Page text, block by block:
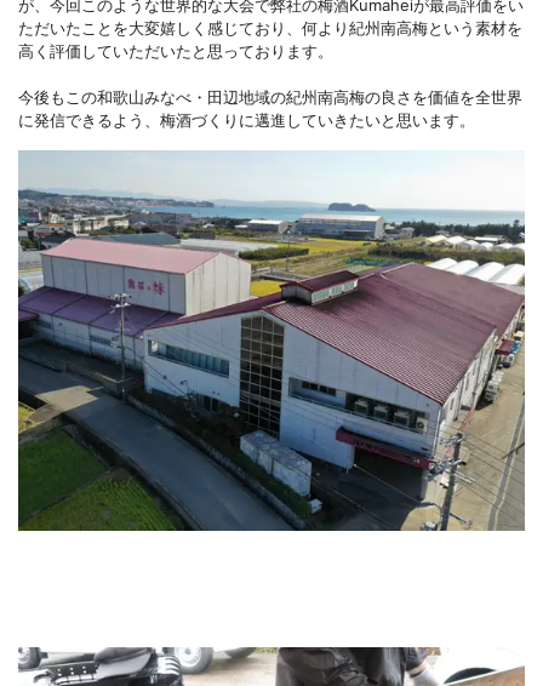
が、今回このような世界的な大会で弊社の梅酒Kumaheiが最高評価をい
ただいたことを大変嬉しく感じており、何より紀州南高梅という素材を
高く評価していただいたと思っております。
今後もこの和歌山みなべ・田辺地域の紀州南高梅の良さを価値を全世界
に発信できるよう、梅酒づくりに邁進していきたいと思います。